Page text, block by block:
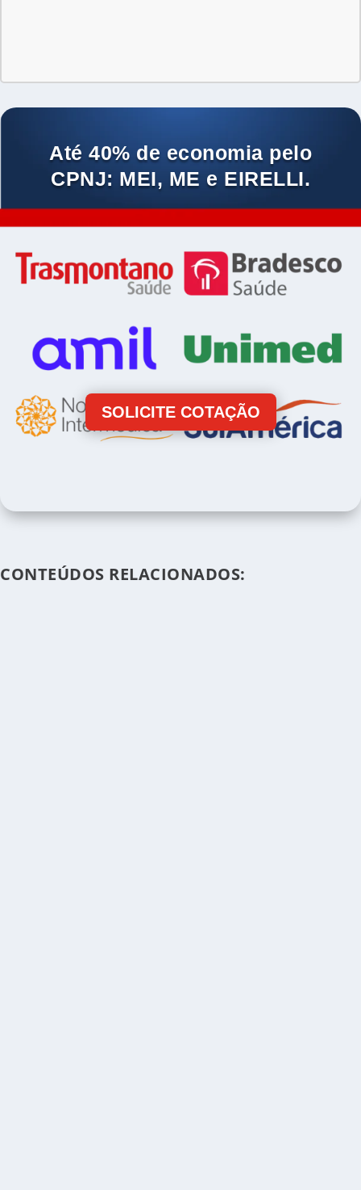
Até 40% de economia pelo
CPNJ: MEI, ME e EIRELLI.
SOLICITE COTAÇÃO
CONTEÚDOS RELACIONADOS: